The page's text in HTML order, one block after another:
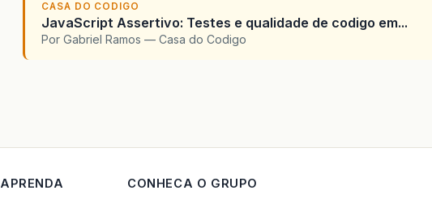
CASA DO CODIGO
JavaScript Assertivo: Testes e qualidade de codigo em...
Por Gabriel Ramos — Casa do Codigo
APRENDA
CONHECA O GRUPO